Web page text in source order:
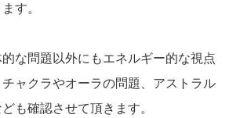
す。
な問題以外にもエネルギー的な視点
ャクラやオーラの問題、アストラル
も確認させて頂きます。